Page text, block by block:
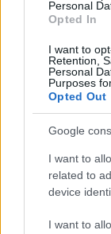
Personal
Opted In
I want to
Retention,
Personal
Purposes
Opted Out
Google
I want to
related to
device
I want to
AC Milanvs
ELŐZŐ
a